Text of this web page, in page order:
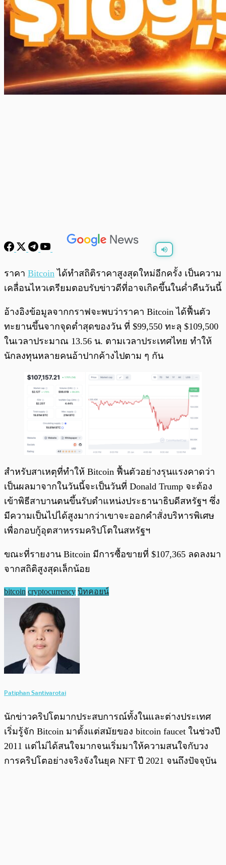
0:00 /0:00
ราคา Bitcoin ได้ทำสถิติราคาสูงสุดใหม่อีกครั้ง เป็นความ
เคลื่อนไหวเตรียมตอบรับข่าวดีที่อาจเกิดขึ้นในค่ำคืนวันนี้
อ้างอิงข้อมูลจากกราฟจะพบว่าราคา Bitcoin ได้ฟื้นตัว
ทะยานขึ้นจากจุดต่ำสุดของวัน ที่ $99,550 ทะลุ $109,500
ในเวลาประมาณ 13.56 น. ตามเวลาประเทศไทย ทำให้
นักลงทุนหลายคนอ้าปากค้างไปตาม ๆ กัน
สำหรับสาเหตุที่ทำให้ Bitcoin ฟื้นตัวอย่างรุนแรงคาดว่า
เป็นผลมาจากในวันนี้จะเป็นวันที่ Donald Trump จะต้อง
เข้าพิธีสาบานตนขึ้นรับตำแหน่งประธานาธิบดีสหรัฐฯ ซึ่ง
มีความเป็นไปได้สูงมากว่าเขาจะออกคำสั่งบริหารพิเศษ
เพื่อกอบกู้อุตสาหรรมคริปโตในสหรัฐฯ
ขณะที่รายงาน Bitcoin มีการซื้อขายที่ $107,365 ลดลงมา
จากสถิติสูงสุดเล็กน้อย
bitcoin cryptocurrency บิทคอยน์
Patiphan Santivarotai
นักข่าวคริปโตมากประสบการณ์ทั้งในและต่างประเทศ
เริ่มรู้จัก Bitcoin มาตั้งแต่สมัยของ bitcoin faucet ในช่วงปี
2011 แต่ไม่ได้สนใจมากจนเริ่มมาให้ความสนใจกับวง
การคริปโตอย่างจริงจังในยุค NFT ปี 2021 จนถึงปัจจุบัน